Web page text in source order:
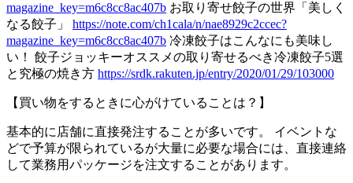
magazine_key=m6c8cc8ac407b お取り寄せ餃子の世界「美しく
なる餃子」 https://note.com/ch1cala/n/nae8929c2ccec?
magazine_key=m6c8cc8ac407b 冷凍餃子はこんなにも美味し
い！ 餃子ジョッキーオススメの取り寄せるべき冷凍餃子5選
と究極の焼き方 https://srdk.rakuten.jp/entry/2020/01/29/103000
【買い物をするときに心がけていることは？】
基本的に店舗に直接発注することが多いです。 イベントな
どで予算が限られているが大量に必要な場合には、直接連絡
して業務用パッケージを注文することがあります。